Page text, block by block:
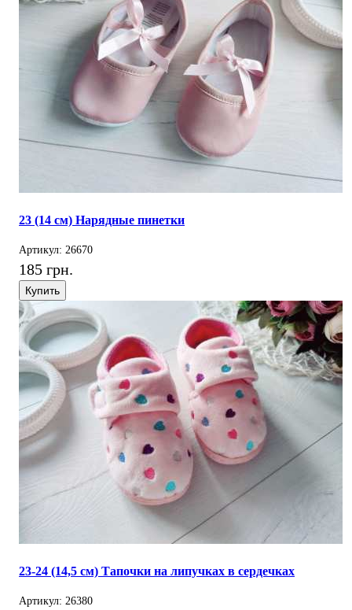
23 (14 см) Нарядные пинетки
Артикул: 26670
185 грн.
Купить
23-24 (14,5 см) Тапочки на липучках в сердечках
Артикул: 26380